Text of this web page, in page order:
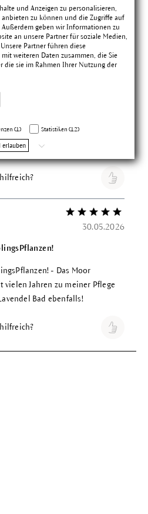
und Anzeigen zu personalisieren,
zu können und die Zugriffe auf
Außerdem geben wir Informationen zu
an unsere Partner für soziale Medien,
Partner führen diese
weiteren Daten zusammen, die Sie
die sie im Rahmen Ihrer Nutzung der
(1) Statistiken (12)
erlauben
0
schreiben
nach einem langen Tag.
Bewertung mit 5
30.05.2026
- Das Moor
vielen Jahren zu meiner Pflege
Bad ebenfalls!